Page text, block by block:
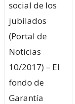
social de los
jubilados
(Portal de
Noticias
10/2017) – El
fondo de
Garantía